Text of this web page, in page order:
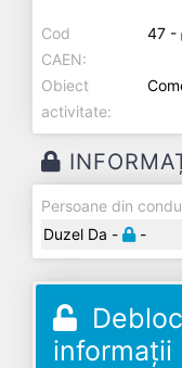
Cod
CAEN:
47 -
Obiect
activitate:
Persoane din
Duzel Da -
-
informații